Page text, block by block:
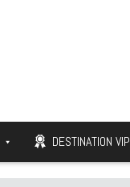
DESTINATION VIP